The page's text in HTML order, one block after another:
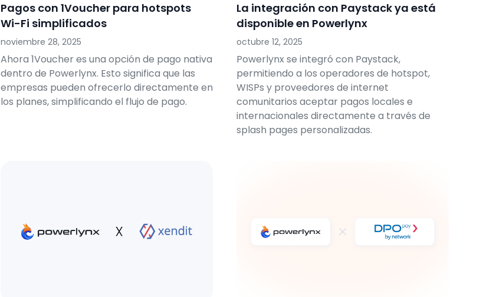
Pagos con 1Voucher para hotspots
Wi-Fi simplificados
noviembre 28, 2025
Ahora 1Voucher es una opción de pago nativa
dentro de Powerlynx. Esto significa que las
empresas pueden ofrecerlo directamente en
los planes, simplificando el flujo de pago.
La integración con Paystack ya está
disponible en Powerlynx
octubre 12, 2025
Powerlynx se integró con Paystack,
permitiendo a los operadores de hotspot,
WISPs y proveedores de internet
comunitarios aceptar pagos locales e
internacionales directamente a través de
splash pages personalizadas.